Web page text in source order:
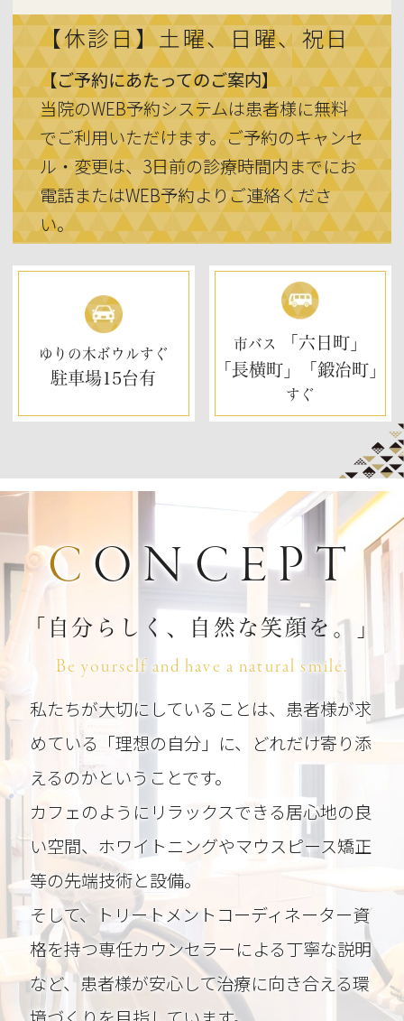
【休診日】土曜、日曜、祝日
【ご予約にあたってのご案内】
当院のWEB予約システムは患者様に無料
でご利用いただけます。ご予約のキャンセ
ル・変更は、3日前の診療時間内までにお
電話またはWEB予約よりご連絡くださ
い。
ゆりの木ボウルすぐ
駐車場15台有
市バス
「六日町」
「長横町」「鍛冶町」
すぐ
CONCEPT
「自分らしく、自然な笑顔を。」
Be yourself and have a natural smile.
私たちが大切にしていることは、患者様が求
めている「理想の自分」に、
どれだけ寄り添
えるのかということです。
カフェのようにリラックスできる居心地の良
い空間、ホワイトニングやマウスピース矯正
等の先端技術と設備。
そして、トリートメントコーディネーター資
格を持つ専任カウンセラーによる丁寧な説明
など、患者様が安心して治療に向き合える環